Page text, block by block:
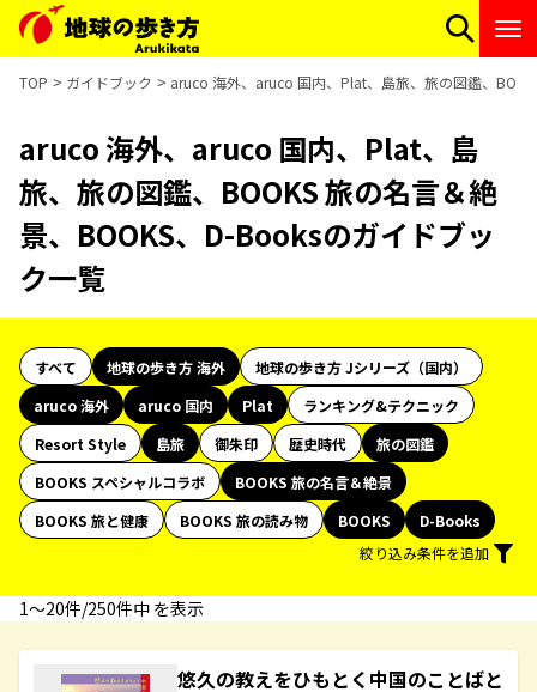
TOP ガイドブック aruco 海外、aruco 国内、Plat、島旅、旅の図鑑、
aruco 海外、aruco 国内、Plat、島
旅、旅の図鑑、BOOKS 旅の名言＆絶
景、BOOKS、D-Booksのガイドブッ
ク一覧
すべて 地球の歩き方 海外
地球の歩き方 Jシリーズ（国内）
aruco 海外
aruco 国内 Plat
ランキング&テクニック
Resort Style
島旅 御朱印 歴史時代
旅の図鑑
BOOKS スペシャルコラボ
BOOKS 旅の名言＆絶景
BOOKS 旅と健康
BOOKS 旅の読み物 BOOKS
D-Books
絞り込み条件を追加
1〜20件/250件中 を表示
悠久の教えをひもとく中国のことばと